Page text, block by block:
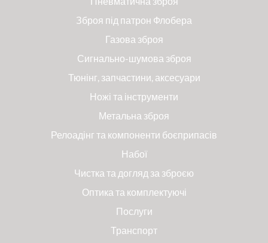
Зброя під патрон Флобера
Газова зброя
Сигнально-шумова зброя
Тюнінг, запчастини, аксесуари
Ножі та інструменти
Метальна зброя
Релоадінг та компоненти боєприпасів
Набої
Чистка та догляд за зброєю
Оптика та комплектуючі
Послуги
Транспорт